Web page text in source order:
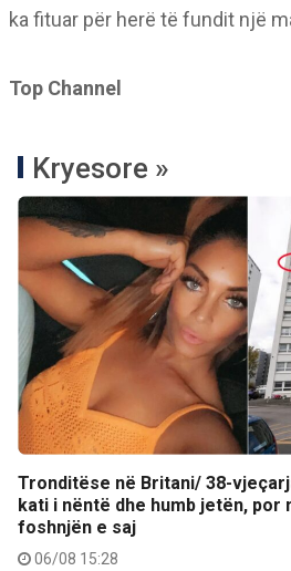
ka fituar për herë të fundit një
Top Channel
Kryesore »
Tronditëse në Britani/ 38-
kati i nëntë dhe humb jetën, por
foshnjën e saj
06/08 15:28